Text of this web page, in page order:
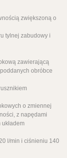
zwiększoną o
tylnej zabudowy i
zawierającą
obróbce
o zmiennej
z napędami
l/min i ciśnieniu 140